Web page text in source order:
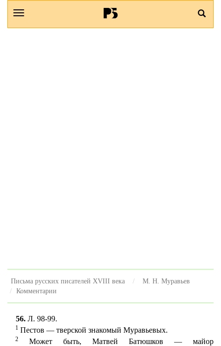
Письма русских писателей XVIII века
М. Н. Муравьев
Комментарии
56. Л. 98-99.
1 Пестов — тверской знакомый Муравьевых.
2
Может быть, Матвей Батюшков — майор